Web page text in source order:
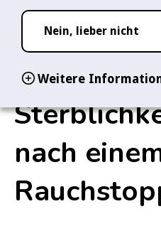
Nein, lieber nicht
Weitere
Studie: So
sich das
nach